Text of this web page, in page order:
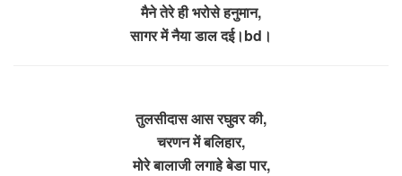
मैने तेरे ही भरोसे हनुमान,
सागर में नैया डाल दई।bd।
तुलसीदास आस रघुवर की,
चरणन में बलिहार,
मोरे बालाजी लगाहे बेडा पार,